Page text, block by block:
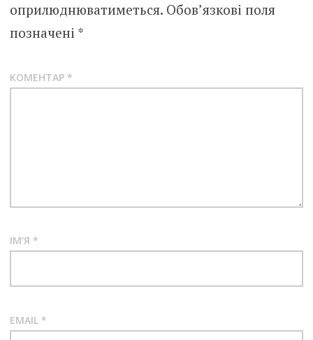
оприлюднюватиметься. Обов’язкові поля
позначені *
КОМЕНТАР *
ІМ'Я *
EMAIL *